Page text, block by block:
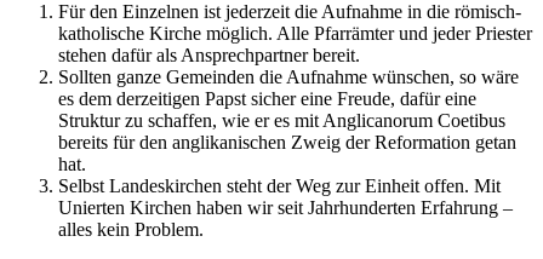
Für den Einzelnen ist jederzeit die Aufnahme in die römisch-
katholische Kirche möglich. Alle Pfarrämter und jeder Priester
stehen dafür als Ansprechpartner bereit.
Sollten ganze Gemeinden die Aufnahme wünschen, so wäre
es dem derzeitigen Papst sicher eine Freude, dafür eine
Struktur zu schaffen, wie er es mit Anglicanorum Coetibus
bereits für den anglikanischen Zweig der Reformation getan
hat.
Selbst Landeskirchen steht der Weg zur Einheit offen. Mit
Unierten Kirchen haben wir seit Jahrhunderten Erfahrung –
alles kein Problem.